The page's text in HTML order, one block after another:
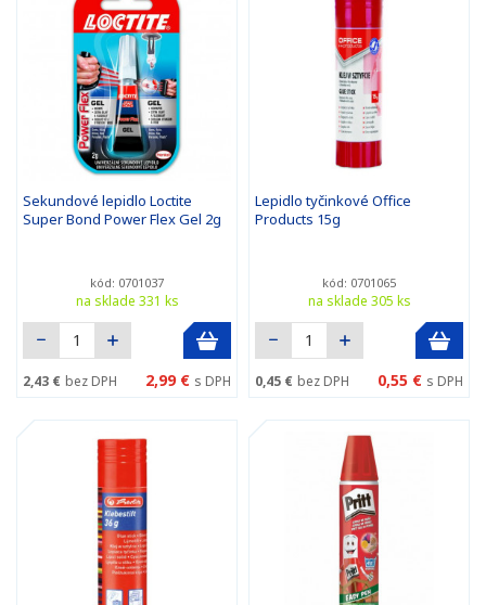
Sekundové lepidlo Loctite
Super Bond Power Flex Gel 2g
kód: 0701037
na sklade 331 ks
2,43 € bez DPH 2,99 € s DPH
Lepidlo tyčinkové Office
Products 15g
kód: 0701065
na sklade 305 ks
0,45 € bez DPH 0,55 € s DPH